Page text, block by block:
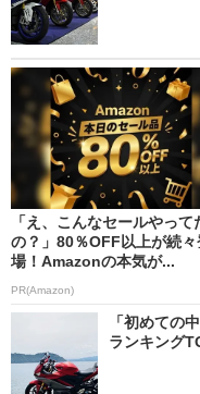
「え、こんなセールやって
の？」80％OFF以上が続々
場！Amazonの本気が...
PR(Amazon)
「初めての
ランキング